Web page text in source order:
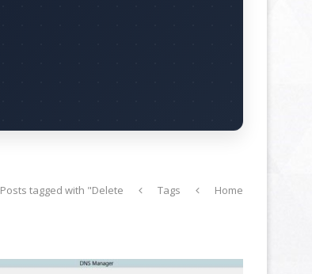
Home
Tags
Posts tagged with "Delete"